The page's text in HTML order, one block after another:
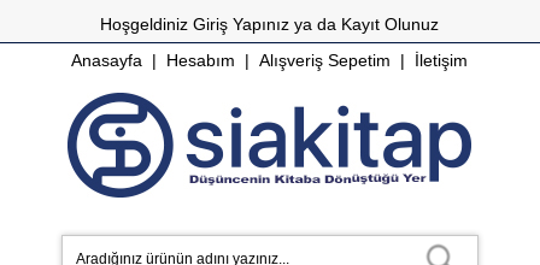
HoşgeldinizGiriş Yapınız ya da Kayıt Olunuz
Anasayfa | Hesabım |Alışveriş Sepetim | İletişim